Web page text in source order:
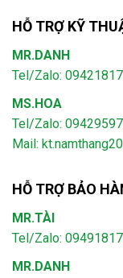
HỖ TRỢ KỸ
MR.DANH
Tel/Zalo:
MS.HOA
Tel/Zalo:
Mail:
HỖ TRỢ BẢO
MR.TÀI
Tel/Zalo:
MR.DANH